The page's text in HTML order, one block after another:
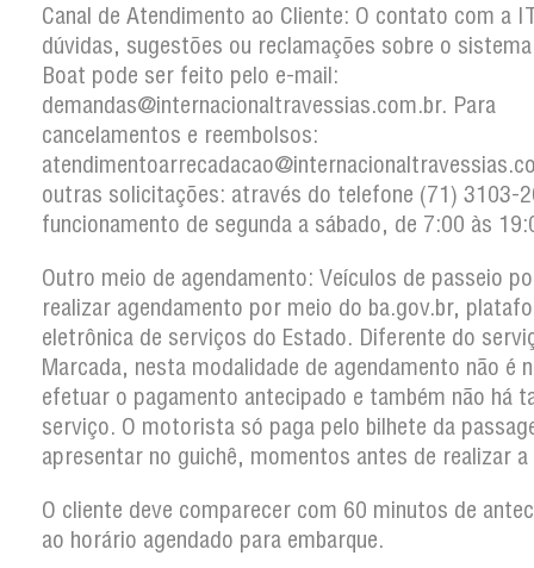
Canal de Atendimento ao Cliente: O contato com a
dúvidas, sugestões ou reclamações sobre o
Boat pode ser feito pelo e-mail:
demandas@internacionaltravessias.com.br. Para
cancelamentos e reembolsos:
outras solicitações: através do telefone (71) 3103-
funcionamento de segunda a sábado, de 7:00 às
Outro meio de agendamento: Veículos de passeio
realizar agendamento por meio do ba.gov.br,
eletrônica de serviços do Estado. Diferente do
Marcada, nesta modalidade de agendamento não é
efetuar o pagamento antecipado e também não há
serviço. O motorista só paga pelo bilhete da
apresentar no guichê, momentos antes de realizar
O cliente deve comparecer com 60 minutos de
ao horário agendado para embarque.